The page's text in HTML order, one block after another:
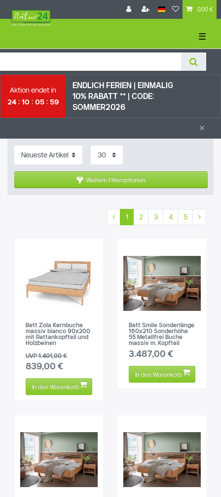
0,00 €
☰
Aktion endet in
24
10 05 58
ENDLICH FERIEN | EI NMALIG
10% RABATT ** | CODE:
SOMMER2026
×
Weitere Filteroptionen
1 2 3 4 5
Bett Zola Kernbuche
massiv bianco 90x200
mit Rattankopfteil und
Holzbeinen
UVP 1.401,00 €
839,00 €
In den Warenkorb
Bett Smile Sonderlänge
180x210 Sonderhöhe
55 Metallfrei Buche
massiv m. Kopfteil
3.487,00 €
In den Warenkorb